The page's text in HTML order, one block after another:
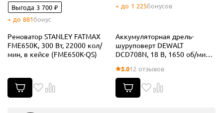
Выгода 3 700 ₽
+ до 881бонус
Реноватор STANLEY FATMAX
FME650K, 300 Вт, 22000 кол/
мин, в кейсе (FME650K-QS)
+ до 1 225бонусов
Аккумуляторная дрель-
шуруповерт DEWALT
DCD708N, 18 В, 1650 об/мин,
5.012 отзывов